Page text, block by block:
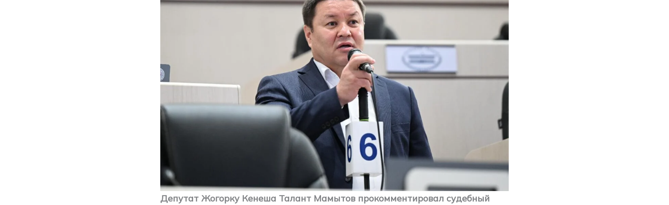
Депутат Жогорку Кенеша Талант Мамытов прокомментировал судебный